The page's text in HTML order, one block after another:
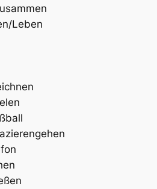
Leben